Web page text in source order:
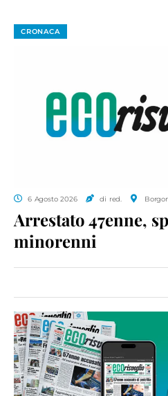
CRONACA
6 Agosto 2026 di red.
Arrestato 47enne,
minorenni